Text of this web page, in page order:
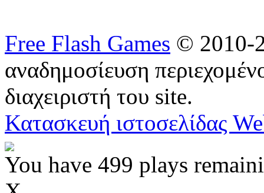
Free Flash Games © 2010-
αναδημοσίευση
διαχειριστή του site.
Κατασκευή ιστοσελίδας